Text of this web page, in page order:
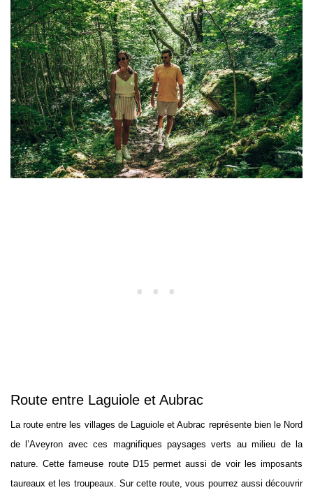
Route entre Laguiole et Aubrac
La route entre les villages de Laguiole et Aubrac représente bien le Nord
de l’Aveyron avec ces magnifiques paysages verts au milieu de la
nature. Cette fameuse route D15 permet aussi de voir les imposants
taureaux et les troupeaux. Sur cette route, vous pourrez aussi découvrir